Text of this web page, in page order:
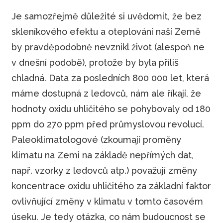
Je samozřejmě důležité si uvědomit, že bez
skleníkového efektu a oteplování naší Země
by pravděpodobně nevznikl život (alespoň ne
v dnešní podobě), protože by byla příliš
chladná. Data za posledních 800 000 let, která
máme dostupná z ledovců, nám ale říkají, že
hodnoty oxidu uhličitého se pohybovaly od 180
ppm do 270 ppm před průmyslovou revolucí.
Paleoklimatologové (zkoumají proměny
klimatu na Zemi na základě nepřímých dat,
např. vzorky z ledovců atp.) považují změny
koncentrace oxidu uhličitého za základní faktor
ovlivňující změny v klimatu v tomto časovém
úseku. Je tedy otázka, co nám budoucnost se